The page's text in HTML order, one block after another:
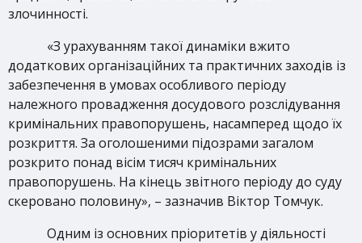
злочинності.
«З урахуванням такої динаміки вжито
додаткових організаційних та практичних заходів із
забезпечення в умовах особливого періоду
належного провадження досудового розслідування
кримінальних правопорушень, насамперед щодо їх
розкриття. За оголошеними підозрами загалом
розкрито понад вісім тисяч кримінальних
правопорушень. На кінець звітного періоду до суду
скеровано половину», – зазначив Віктор Томчук.
Одним із основних пріоритетів у діяльності